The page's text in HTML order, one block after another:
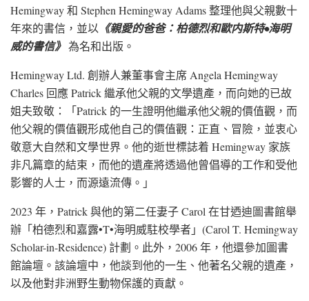
Hemingway和 Stephen Hemingway Adams整理他與父親數十
年來的書信，並以 《親愛的爸爸：柏德烈和歐内斯特•海明
威的書信》 為名和出版。
Hemingway Ltd. 創辦人兼董事會主席 Angela Hemingway
Charles 回應 Patrick 繼承他父親的文學遺產，而向她的已故
姐夫致敬：「Patrick 的一生證明他繼承他父親的價值觀，而
他父親的價值觀形成他自己的價值觀：正直、冒險，並衷心
敬意大自然和文學世界。他的逝世標誌着 Hemingway 家族
非凡篇章的結束，而他的遺產將透過他曾倡導的工作和受他
影響的人士，而源遠流傳。」
2023 年，Patrick 與他的第二任妻子 Carol 在甘迺迪圖書館舉
辦「柏德烈和嘉露•T•海明威駐校學者」(Carol T. Hemingway
Scholar-in-Residence) 計劃。此外，2006 年，他還參加圖書
館論壇。該論壇中，他談到他的一生、他著名父親的遺產，
以及他對非洲野生動物保護的貢獻。